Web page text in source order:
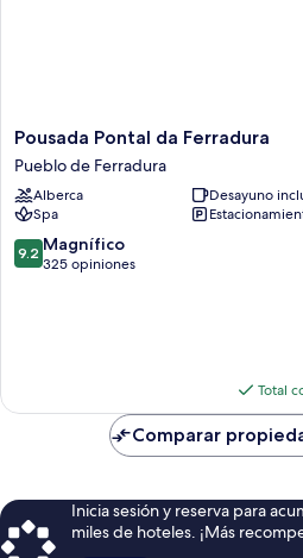
Pousada
Pontal
da
Ferradura
Pueblo
de
Ferradura
Pousada Pontal da Ferradura
Pueblo de Ferradura
Alberca
Desayuno
Spa
9.2
de
9.2 Magnífico
325 opiniones
Total
Comparar
Inicia sesión y reserva para
miles de hoteles. ¡Más